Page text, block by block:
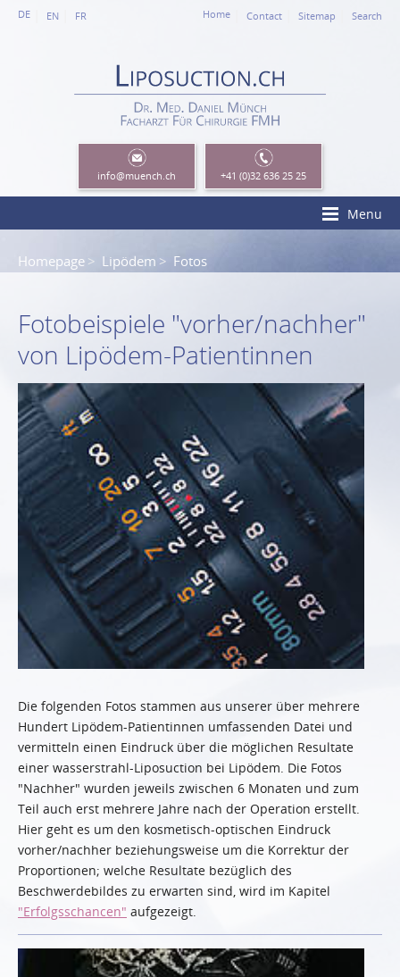
DE EN FR Home Contact Sitemap Search
Menu
Homepage Lipödem Fotos
Fotobeispiele "vorher/nachher"
von Lipödem-Patientinnen
Die folgenden Fotos stammen aus unserer über mehrere
Hundert Lipödem-Patientinnen umfassenden Datei und
vermitteln einen Eindruck über die möglichen Resultate
einer wasserstrahl-Liposuction bei Lipödem. Die Fotos
"Nachher" wurden jeweils zwischen 6 Monaten und zum
Teil auch erst mehrere Jahre nach der Operation erstellt.
Hier geht es um den kosmetisch-optischen Eindruck
vorher/nachher beziehungsweise um die Korrektur der
Proportionen; welche Resultate bezüglich des
Beschwerdebildes zu erwarten sind, wird im Kapitel
"Erfolgsschancen" aufgezeigt.
info@muench.ch +41 (0)32 636 25 25